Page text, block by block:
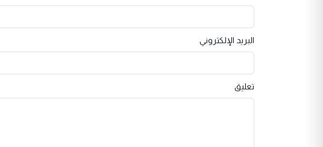
البريد الإلكتروني
تعليق